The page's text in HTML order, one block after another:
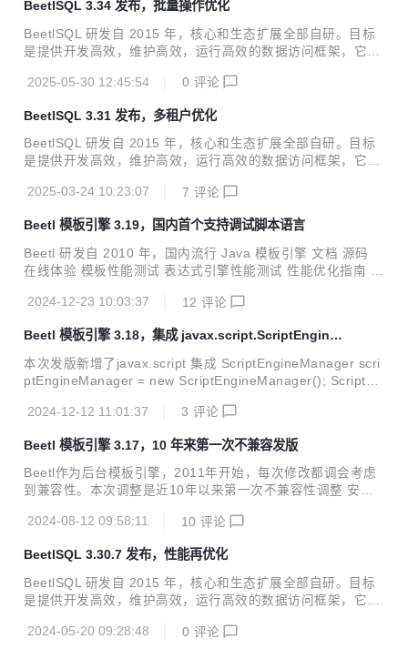
AMI导致List参数不启作用BUG ORM性能测试，更新sqlutils
版本，最新JMH测试结果（注: Score越大越好) Benchmark
Mode Cnt Score ...
BeetlSQL 3.34 发布，批量操作优化
BeetlSQL 研发自 2015 年，核心和生态扩展全部自研。目标
是提供开发高效，维护高效，运行高效的数据访问框架，它适
验 多库使用 性能测试 插件支持 BaseMapper 增加对Batch做
结果口，并更新了相应的InsertBatchAMI,UpdateByIdBatchA
MI 等接口实现 /** * 批量插入实体。 * 未指定batchSize情况
下，默认是DbStyle.getMaxBatchCount * @param list 实体
2025-05-30 12:45:54 0 评论
BeetlSQL 3.31 发布，多租户优化
BeetlSQL 研发自 2015 年，核心和生态扩展全部自研。目标
是提供开发高效，维护高效，运行高效的数据访问框架，它适
验 多库使用 性能测试 插件支持 本次调整： 调整SQLRewrite
成，支持多库或者主从库 调正SpringBoot的SQLManagerCu
stomize，支持SQLManager生命周期定制 Query类提供方便
的API，支持字段更新 maven <dependency> <groupId>co
2025-03-24 10:23:07 7 评论
Beetl 模板引擎 3.19，国内首个支持调试脚本语言
Beetl 研发自 2010 年，国内流行 Java 模板引擎 文档 源码
在线体验 模板性能测试 表达式引擎性能测试 性能优化指南 越
Beetl不仅提供高性能脚本和表达式引擎，也支持在线运行和
本&表达式语言，支持单行和设置断点调试功能 //切换到Debu
gEngine Configuration conf = Configuration.defaultConfig
uration(); conf.setEngine("org.beetl.core.debug.Deb...
2024-12-23 10:03:37 12 评论
Beetl 模板引擎 3.18，集成 javax.script.ScriptEngineM
anager
本次发版新增了javax.script 集成 ScriptEngineManager scri
ptEngineManager = new ScriptEngineManager(); ScriptEn
me("beetl"); //一个简单例子 SimpleBindings simpleBinding
Map map = null; try { map = (Map)beetlE...
2024-12-12 11:01:37 3 评论
Beetl 模板引擎 3.17，10 年来第一次不兼容发版
Beetl作为后台模板引擎，2011年开始，每次修改都调会考虑
到兼容性。本次调整是近10年以来第一次不兼容性调整 安全
调用. Beetl的安全管理器设置为白名单方式WhiteListNativeS
VE_CALL = FALSE NATIVE_SECUARTY_MANAGER= org.
beetl.core.WhiteListNativeSecurityManager 不兼容回顾：B
eetl作为模板语言，支持Java方法和...
2024-08-12 09:58:11 10 评论
BeetlSQL 3.30.7 发布，性能再优化
BeetlSQL 研发自 2015 年，核心和生态扩展全部自研。目标
是提供开发高效，维护高效，运行高效的数据访问框架，它适
验 多库使用 性能测试 插件支持 本次调整： sql-accelerator
2024-05-20 09:28:48 0 评论